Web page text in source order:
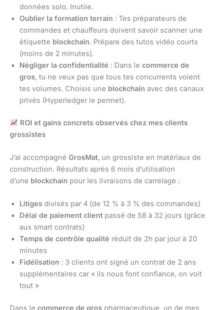
données solo. Inutile.
Oublier la formation terrain : Tes préparateurs de
commandes et chauffeurs doivent savoir scanner une
étiquette blockchain. Prépare des tutos vidéo courts
(moins de 2 minutes).
Négliger la confidentialité : Dans le commerce de
gros, tu ne veux pas que tous tes concurrents voient
tes volumes. Choisis une blockchain avec des canaux
privés (Hyperledger le permet).
ROI et gains concrets observés chez mes clients
grossistes
J’ai accompagné GrosMat, un grossiste en matériaux de
construction. Résultats après 6 mois d’utilisation
d’une blockchain pour les livraisons de carrelage :
Litiges divisés par 4 (de 12 % à 3 % des commandes)
Délai de paiement client passé de 58 à 32 jours (grâce
aux smart contrats)
Temps de contrôle qualité réduit de 2h par jour à 20
minutes
Fidélisation : 3 clients ont signé un contrat de 2 ans
supplémentaires car « ils nous font confiance, on voit
tout »
Dans le commerce de gros pharmaceutique, un de mes